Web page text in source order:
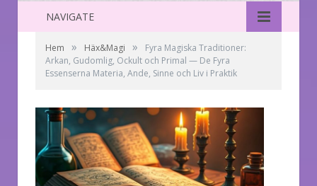
NAVIGATE
Hem » Häx&Magi »
Fyra Magiska Traditioner:
Arkan, Gudomlig, Ockult och Primal — De Fyra
Essenserna Materia, Ande, Sinne och Liv i Praktik